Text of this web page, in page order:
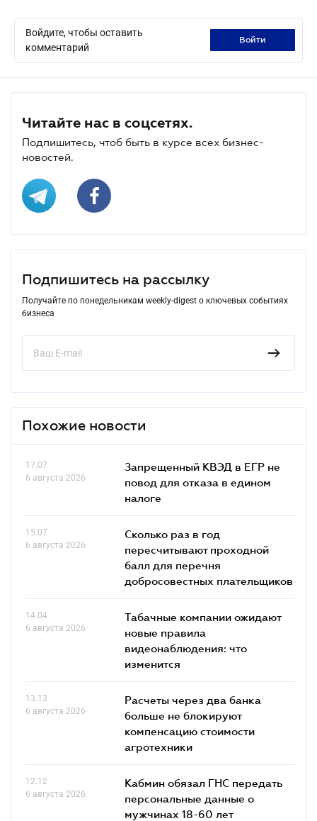
Войдите, чтобы оставить
комментарий
войти
Читайте нас в соцсетях.
Подпишитесь, чтоб быть в курсе всех бизнес-
новостей.
Подпишитесь на рассылку
Получайте по понедельникам weekly-digest о ключевых событиях
бизнеса
Похожие новости
17.07
6 августа 2026
Запрещенный КВЭД в ЕГР не
повод для отказа в едином
налоге
15.07
6 августа 2026
Сколько раз в год
пересчитывают проходной
балл для перечня
добросовестных плательщиков
14.04
6 августа 2026
Табачные компании ожидают
новые правила
видеонаблюдения: что
изменится
13.13
6 августа 2026
Расчеты через два банка
больше не блокируют
компенсацию стоимости
агротехники
12.12
6 августа 2026
Кабмин обязал ГНС передать
персональные данные о
мужчинах 18-60 лет